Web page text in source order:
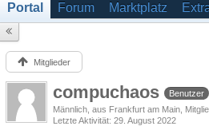
Portal Forum Marktplatz
Mitglieder
compuchaos
Benutzer
Männlich aus Frankfurt am Main
Letzte Aktivität 29. August 2022